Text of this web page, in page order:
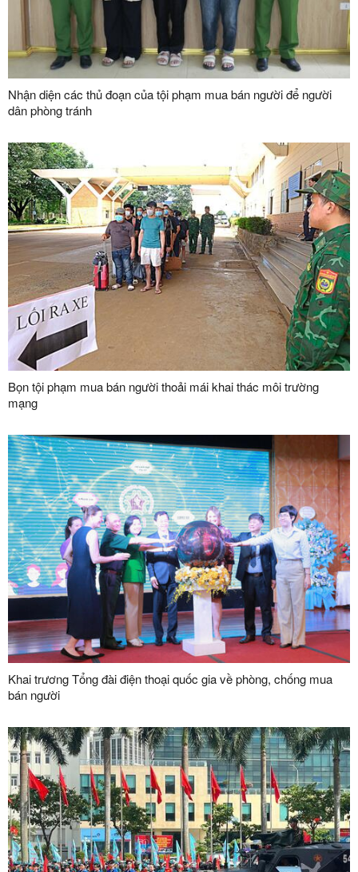
Nhận diện các thủ đoạn của tội phạm mua bán người để người
dân phòng tránh
Bọn tội phạm mua bán người thoải mái khai thác môi trường
mạng
Khai trương Tổng đài điện thoại quốc gia về phòng, chống mua
bán người